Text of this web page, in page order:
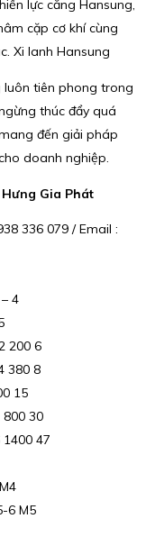
lực căng Hansung,
cặp cơ khí cùng
Xi lanh Hansung
luôn tiên phong trong
thúc đẩy quá
đến giải pháp
doanh nghiệp.
Gia Phát
336 079 / Email :
4
200 6
380 8
15
800 30
1400 47
6 M5